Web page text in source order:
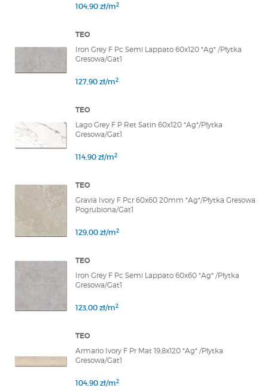
104,90 zł/m2
TEO
Iron Grey F Pc Semi Lappato 60x120 *Ag* /Płytka
Gresowa/Gat1
127,90 zł/m2
TEO
Lago Grey F P Ret Satin 60x120 *Ag*/Płytka
Gresowa/Gat1
114,90 zł/m2
TEO
Gravia Ivory F Pcr 60x60 20mm *Ag*/Płytka Gresowa
Pogrubiona/Gat1
129,00 zł/m2
TEO
Iron Grey F Pc Semi Lappato 60x60 *Ag* /Płytka
Gresowa/Gat1
123,00 zł/m2
TEO
Armario Ivory F Pr Mat 19,8x120 *Ag* /Płytka
Gresowa/Gat1
104,90 zł/m2